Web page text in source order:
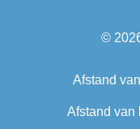
©
Afstand van
Afstand van